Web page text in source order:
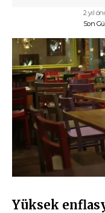
Son
2 yıl
Yüksek